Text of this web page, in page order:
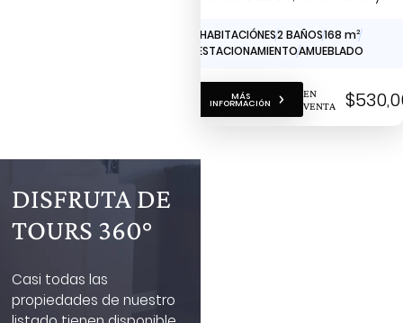
2 HABITACIÓNES2 BAÑOS168 m2
1 ESTACIONAMIENTOAMUEBLADO
MÁS
INFORMACIÓN
EN
VENTA
DISFRUTA DE
TOURS 360°
Casi todas las
propiedades de nuestro